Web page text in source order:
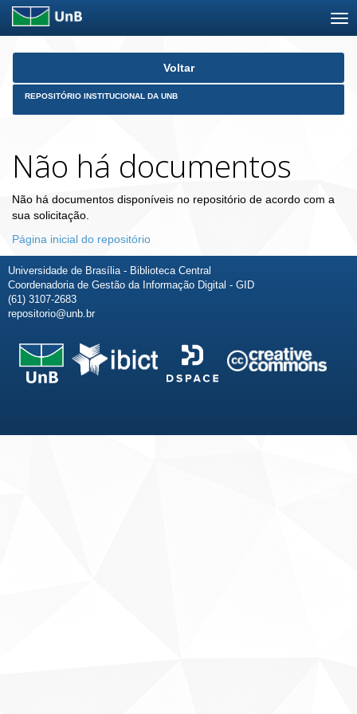
Skip
Voltar
REPOSITÓRIO INSTITUCIONAL DA UNB
Não há documentos
Não há documentos disponíveis no repositório de acordo com a
sua solicitação.
Página inicial do repositório
Universidade de Brasília - Biblioteca Central
Coordenadoria de Gestão da Informação Digital - GID
(61) 3107-2683
repositorio@unb.br